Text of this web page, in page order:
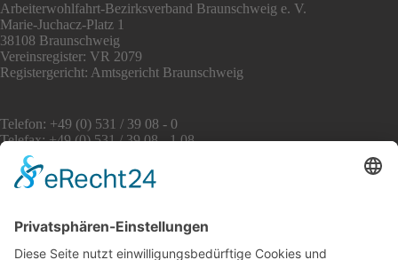
Arbeiterwohlfahrt-Bezirksverband Braunschweig e. V.
Marie-Juchacz-Platz 1
38108 Braunschweig
Vereinsregister: VR 2079
Registergericht: Amtsgericht Braunschweig
Telefon: +49 (0) 531 / 39 08 - 0
Telefax: +49 (0) 531 / 39 08 - 1 08
E-Mail: info [at] awo-bs.de